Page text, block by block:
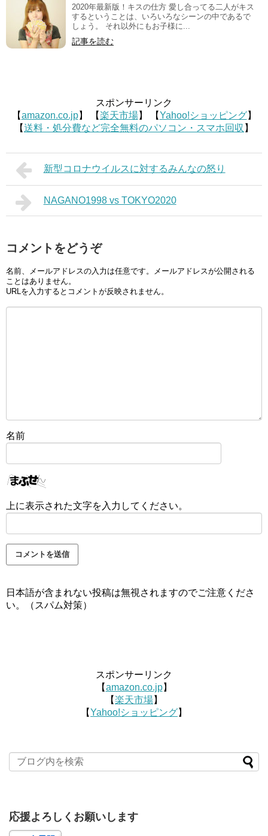
2020年最新版！キスの仕方 愛し合ってる二人がキス
するということは、いろいろなシーンの中であるで
しょう。 それ以外にもお子様に...
記事を読む
スポンサーリンク
【amazon.co.jp】 【楽天市場】 【Yahoo!ショッピング】
【送料・処分費など完全無料のパソコン・スマホ回収 】
新型コロナウイルスに対するみんなの怒り
NAGANO1998 vs TOKYO2020
コメントをどうぞ
名前、メールアドレスの入力は任意です。メールアドレスが公開される
ことはありません。
URLを入力するとコメントが反映されません。
名前
上に表示された文字を入力してください。
日本語が含まれない投稿は無視されますのでご注意くださ
い。（スパム対策）
スポンサーリンク
【amazon.co.jp】
【楽天市場】
【Yahoo!ショッピング】
応援よろしくお願いします